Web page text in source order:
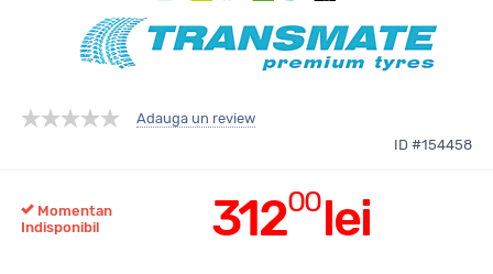
Adauga un review
ID #154458
31200lei
Momentan
Indisponibil